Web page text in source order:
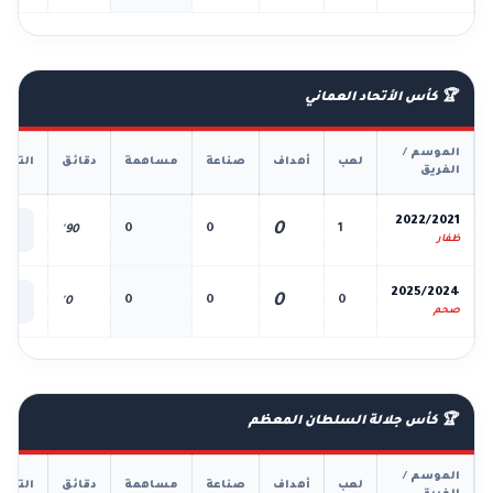
🏆 كأس الأتحاد العماني
الموسم /
الفريق
لعب أهداف صناعة مساهمة دقائق
2022/2021
ظفار
1
0
0
0
90'
2025/2024
صحم
0
0
0
0
0'
🏆 كأس جلالة السلطان المعظم
الموسم /
لعب أهداف صناعة مساهمة دقائق